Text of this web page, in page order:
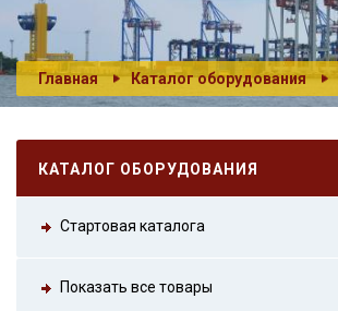
Главная Каталог оборудования
КАТАЛОГ ОБОРУДОВАНИЯ
Стартовая каталога
Показать все товары